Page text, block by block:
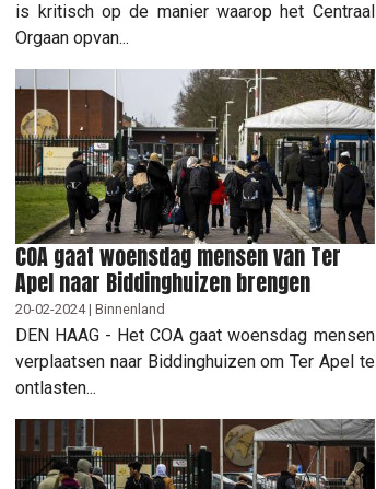
is kritisch op de manier waarop het Centraal
Orgaan opvan...
COA gaat woensdag mensen van Ter
Apel naar Biddinghuizen brengen
20-02-2024 | Binnenland
DEN HAAG - Het COA gaat woensdag mensen
verplaatsen naar Biddinghuizen om Ter Apel te
ontlasten...